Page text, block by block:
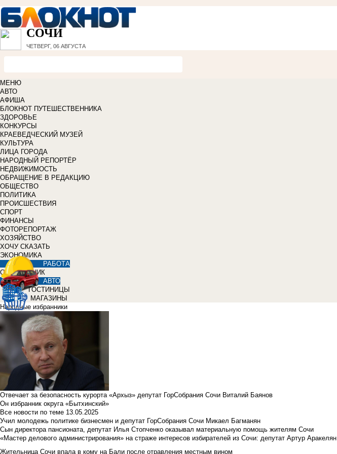
СОЧИ
ЧЕТВЕРГ, 06 АВГУСТА
МЕНЮ
АВТО
АФИША
БЛОКНОТ ПУТЕШЕСТВЕННИКА
ЗДОРОВЬЕ
КОНКУРСЫ
КРАЕВЕДЧЕСКИЙ МУЗЕЙ
КУЛЬТУРА
ЛИЦА ГОРОДА
НАРОДНЫЙ РЕПОРТЁР
НЕДВИЖИМОСТЬ
ОБРАЩЕНИЕ В РЕДАКЦИЮ
ОБЩЕСТВО
ПОЛИТИКА
ПРОИСШЕСТВИЯ
СПОРТ
ФИНАНСЫ
ФОТОРЕПОРТАЖ
ХОЗЯЙСТВО
ХОЧУ СКАЗАТЬ
ЭКОНОМИКА
РАБОТА
СПРАВОЧНИК
АВТО
ГОСТИНИЦЫ
МАГАЗИНЫ
Народные избранники
Отвечает за безопасность курорта «Архыз» депутат ГорСобрания Сочи Виталий Баянов
Он избранник округа «Бытхинский»
Все новости по теме 13.05.2025
Учил молодежь политике бизнесмен и депутат ГорСобрания Сочи Микаел Багманян
Сын директора пансионата, депутат Илья Стопченко оказывал материальную помощь жителям Сочи
«Мастер делового администрирования» на страже интересов избирателей из Сочи: депутат Артур Аракелян
Жительница Сочи впала в кому на Бали после отравления местным вином